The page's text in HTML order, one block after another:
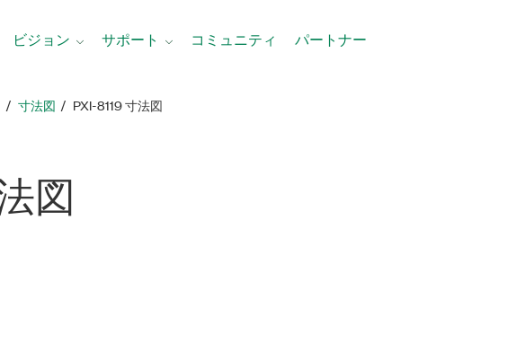
ビジョン サポート コミュニティ パートナー
寸法図 PXI-8119 寸法図
図